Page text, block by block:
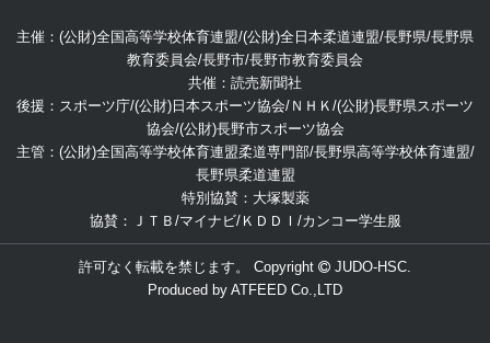
主催：(公財)全国高等学校体育連盟/(公財)全日本柔道連盟/長野県/長野県
教育委員会/長野市/長野市教育委員会
共催：読売新聞社
後援：スポーツ庁/(公財)日本スポーツ協会/ＮＨＫ/(公財)長野県スポーツ
協会/(公財)長野市スポーツ協会
主管：(公財)全国高等学校体育連盟柔道専門部/長野県高等学校体育連盟/
長野県柔道連盟
特別協賛：大塚製薬
協賛：ＪＴＢ/マイナビ/ＫＤＤＩ/カンコー学生服
許可なく転載を禁じます。 Copyright
JUDO-HSC.
Produced by ATFEED Co.,LTD